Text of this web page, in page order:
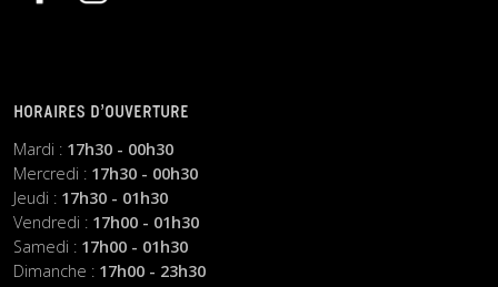
HORAIRES D’OUVERTURE
Mardi : 17h30 - 00h30
Mercredi : 17h30 - 00h30
Jeudi : 17h30 - 01h30
Vendredi : 17h00 - 01h30
Samedi : 17h00 - 01h30
Dimanche : 17h00 - 23h30